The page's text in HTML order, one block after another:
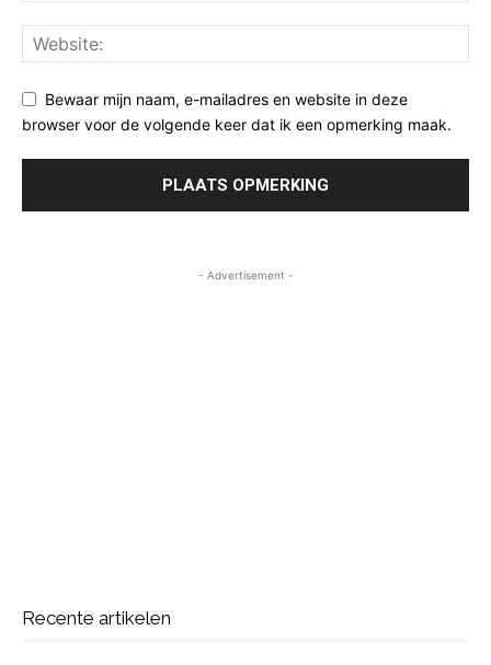
Bewaar mijn naam, e-mailadres en website in deze
browser voor de volgende keer dat ik een opmerking maak.
- Advertisement -
Recente artikelen